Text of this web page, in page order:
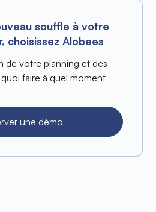
souffle à votre
choisissez Alobees
de votre planning et des
faire à quel moment
une démo